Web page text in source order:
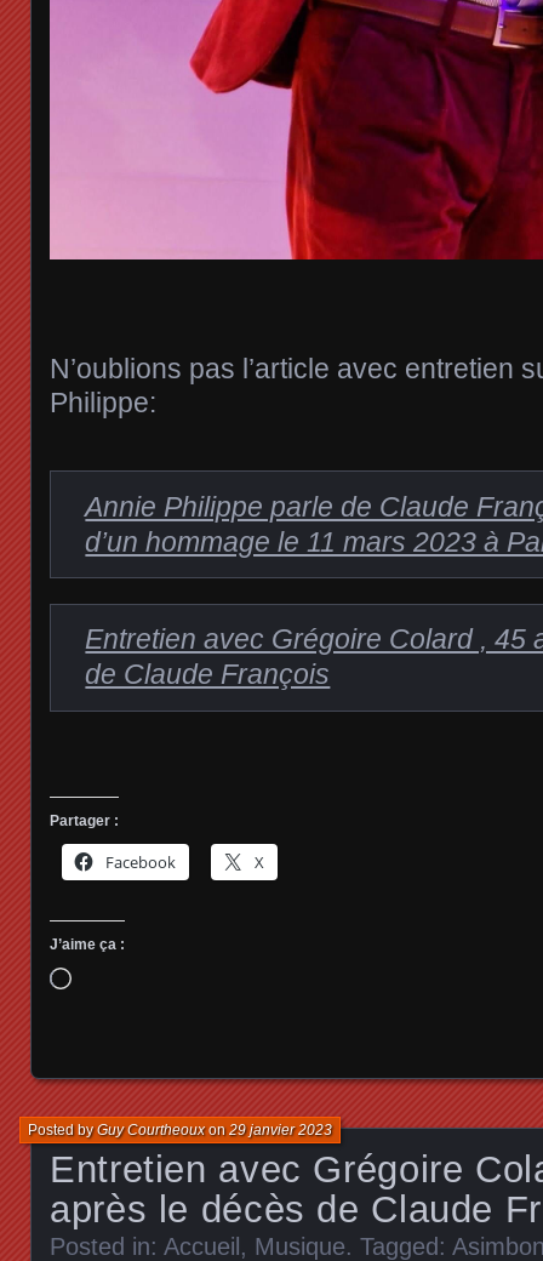
N’oublions pas l’article avec entretien
Philippe:
Annie Philippe parle de Claude
d’un hommage le 11 mars 2023 à
Entretien avec Grégoire Colard , 45
de Claude François
Partager :
Facebook X
J’aime ça :
Chargement…
Entretien avec Grégoire
après le décès de Claude
Posted byGuy Courtheouxon29 janvier 2023
Posted in: Accueil , Musique. Tagged: